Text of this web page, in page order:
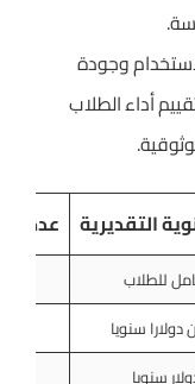
وجودة
أداء الطلاب
التقديرية عدد
للطلاب
سنويا
سنويا